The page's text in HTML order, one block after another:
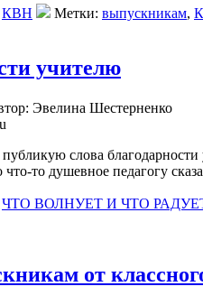
КВН Метки: выпускникам,
учителю
Эвелина Шестерненко
слова благодарности
то душевное педагогу
ЧТО ВОЛНУЕТ И ЧТО
от